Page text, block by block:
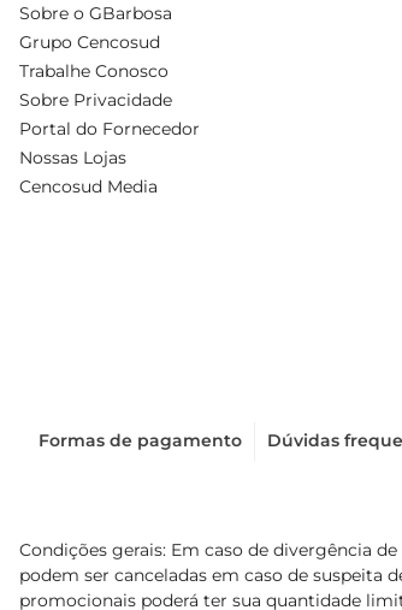
Sobre o GBarbosa
Grupo Cencosud
Trabalhe Conosco
Sobre Privacidade
Portal do Fornecedor
Nossas Lojas
Cencosud Media
Formas de pagamento Dúvidas
Condições gerais: Em caso de divergência
podem ser canceladas em caso de suspeita
promocionais poderá ter sua quantidade